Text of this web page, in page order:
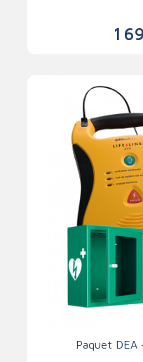
1
Paquet